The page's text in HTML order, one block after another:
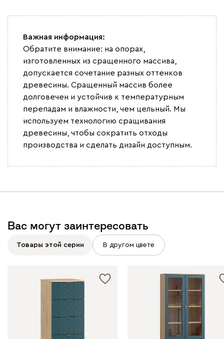
Важная информация:
Обратите внимание: на опорах,
изготовленных из сращенного массива,
допускается сочетание разных оттенков
древесины. Сращенный массив более
долговечен и устойчив к температурным
перепадам и влажности, чем цельный. Мы
используем технологию сращивания
древесины, чтобы сократить отходы
производства и сделать дизайн доступным.
Вас могут заинтересовать
Товары этой серии В другом цвете